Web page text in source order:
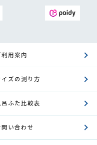
利用案内
イズの測り方
呂ふた比較表
問い合わせ